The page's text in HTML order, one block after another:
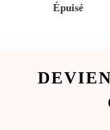
Épuisé